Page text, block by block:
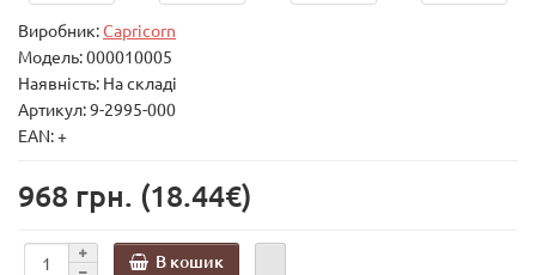
Виробник:Capricorn
Модель:000010005
Наявність: На складі
Артикул: 9-2995-000
EAN: +
968 грн. (18.44€)
В кошик